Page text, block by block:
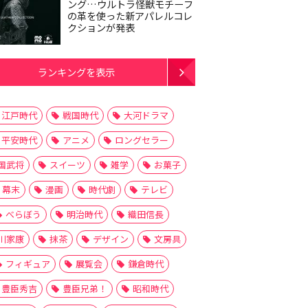
ング…ウルトラ怪獣モチーフ
の革を使った新アパレルコレ
クションが発表
ランキングを表示
江戸時代 戦国時代
大河ドラマ
平安時代
アニメ
ロングセラー
武将
スイーツ 雑学
お菓子
幕末
漫画 時代劇
テレビ
べらぼう
明治時代
織田信長
家康
抹茶 デザイン
文房具
フィギュア
展覧会
鎌倉時代
豊臣秀吉
豊臣兄弟！
昭和時代